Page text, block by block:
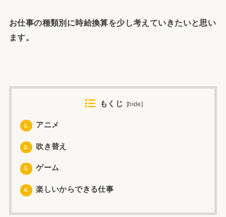
お仕事の種類別に時給換算を少し考えていきたいと思い
ます。
もくじ [hide]
1. アニメ
2. 吹き替え
3. ゲーム
4. 楽しいからできる仕事